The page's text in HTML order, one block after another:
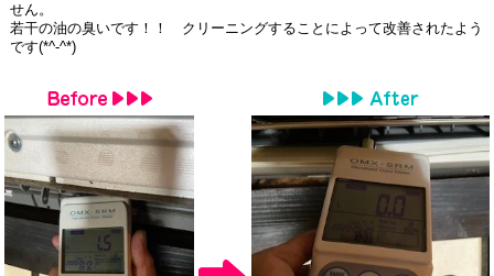
せん。
若干の油の臭いです！！ クリーニングすることによって改善されたよう
です(*^-^*)